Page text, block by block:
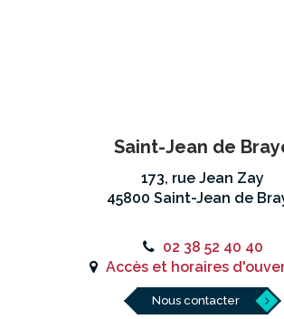
Saint-Jean de
173, rue Jean Zay
45800 Saint-Jean de
02 38 52 40 40
Accès et horaires
Nous contacter